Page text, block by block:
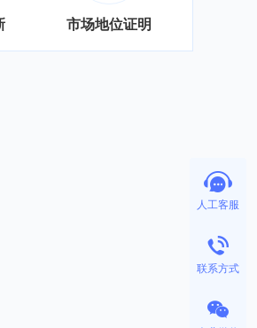
市场地位证明
人工客服
联系方式